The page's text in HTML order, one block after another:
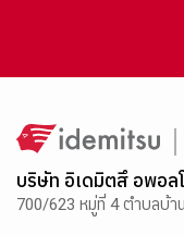
บริษัท อิเดมิตสึ อพอล
700/623 หมู่ที่ 4 ตำบลบ้า